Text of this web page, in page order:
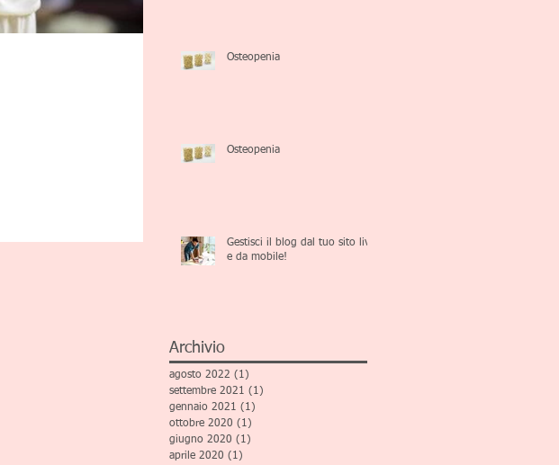
Osteopenia
Osteopenia
Gestisci il blog dal tuo sito live
e da mobile!
Archivio
agosto 2022 (1)
settembre 2021 (1)
gennaio 2021 (1)
ottobre 2020 (1)
giugno 2020 (1)
aprile 2020 (1)